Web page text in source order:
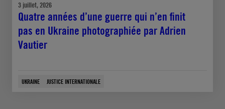
3 juillet, 2026
Quatre années d’une guerre qui n’en finit
pas en Ukraine photographiée par Adrien
Vautier
UKRAINE JUSTICE INTERNATIONALE